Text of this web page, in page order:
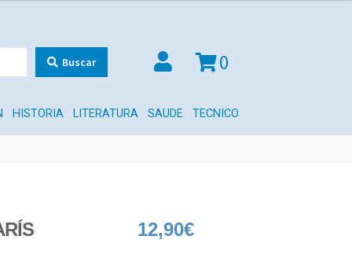
Buscar 0
HISTORIA LITERATURA SAUDE TECNICO
12,90€